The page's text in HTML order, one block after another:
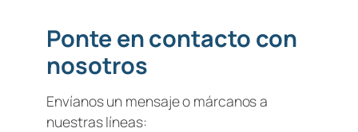
Ponte en contacto con
nosotros
Envíanos un mensaje o márcanos a
nuestras líneas: